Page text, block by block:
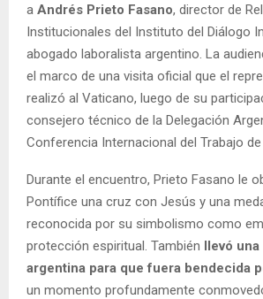
a Andrés Prieto Fasano, director de
Institucionales del Instituto del Diálogo
abogado laboralista argentino. La
el marco de una visita oficial que el
realizó al Vaticano, luego de su
consejero técnico de la Delegación
Conferencia Internacional del Trabajo de
Durante el encuentro, Prieto Fasano le
Pontífice una cruz con Jesús y una
reconocida por su simbolismo como
protección espiritual. También llevó
argentina para que fuera bendecida
un momento profundamente